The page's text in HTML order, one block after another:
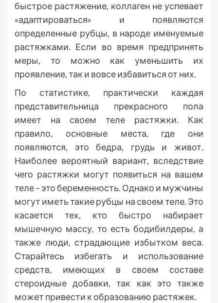
быстрое растяжение, коллаген не успевает
«адаптироваться» и появляются
определенные рубцы, в народе именуемые
растяжками. Если во время предпринять
меры, то можно как уменьшить их
проявление, так и вовсе избавиться от них.
По статистике, практически каждая
представительница прекрасного пола
имеет на своем теле растяжки. Как
правило, основные места, где они
появляются, это бедра, грудь и живот.
Наиболее вероятный вариант, вследствие
чего растяжки могут появиться на вашем
теле – это беременность. Однако и мужчины
могут иметь такие рубцы на своем теле. Это
касается тех, кто быстро набирает
мышечную массу, то есть бодибилдеры, а
также люди, страдающие избытком веса.
Старайтесь избегать и использование
средств, имеющих в своем составе
стероидные добавки, так как это также
может привести к образованию растяжек.